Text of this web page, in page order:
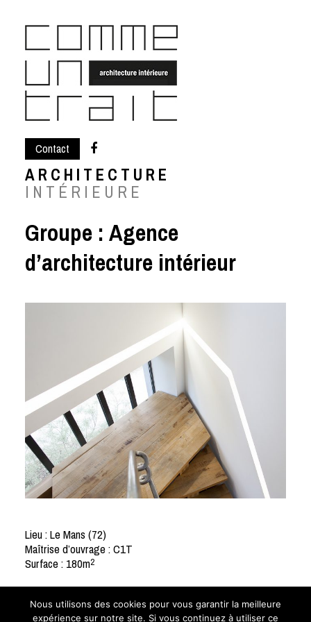
Skip
to
content
Contact
ARCHITECTURE
INTÉRIEURE
Groupe :Agence
d’architecture intérieur
Lieu : Le Mans (72)
Maîtrise d’ouvrage : C1T
Surface : 180m2
Crédit photos :
Elise L Photographie
Nous utilisons des cookies pour vous garantir la meilleure
expérience sur notre site. Si vous continuez à utiliser ce